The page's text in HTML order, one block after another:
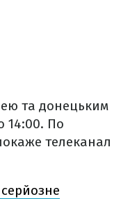
та донецьким
14:00. По
телеканал